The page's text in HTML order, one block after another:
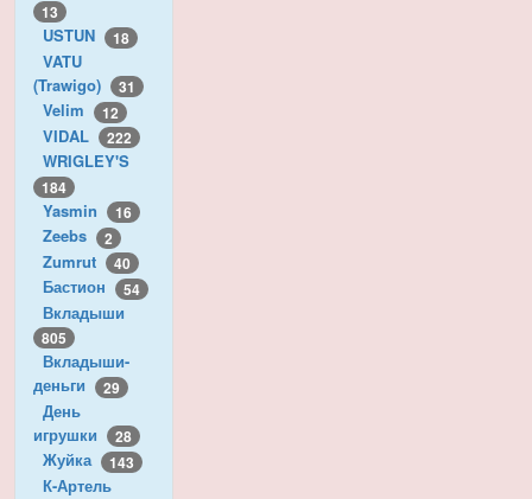
13
USTUN 18
VATU
(Trawigo)
31
Velim 12
VIDAL 222
WRIGLEY'S
184
Yasmin 16
Zeebs 2
Zumrut 40
Бастион 54
Вкладыши
805
Вкладыши-
деньги
29
День
игрушки
28
Жуйка 143
К-Артель